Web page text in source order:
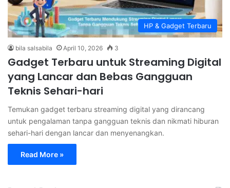
HP & Gadget Terbaru
bila salsabila April 10, 2026 3
Gadget Terbaru untuk Streaming Digital
yang Lancar dan Bebas Gangguan
Teknis Sehari-hari
Temukan gadget terbaru streaming digital yang dirancang
untuk pengalaman tanpa gangguan teknis dan nikmati hiburan
sehari-hari dengan lancar dan menyenangkan.
Read More »